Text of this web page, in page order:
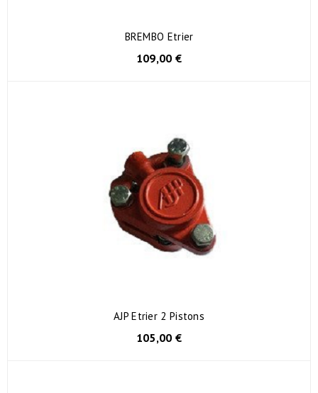
BREMBO Etrier
109,00 €
AJP Etrier 2 Pistons
105,00 €